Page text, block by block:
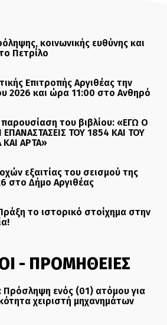
κοινωνικής ευθύνης και
Πετρίλο
Επιτροπής Αργιθέας την
2026 και ώρα 11:00 στο Ανθηρό
του βιβλίου: «ΕΓΩ Ο
ΕΠΑΝΑΣΤΑΣΕΙΣ ΤΟΥ 1854 ΚΑΙ ΤΟΥ
ΑΡΤΑ»
εξαιτίας του σεισμού της
στο Δήμο Αργιθέας
το ιστορικό στοίχημα στην
- ΠΡΟΜΗΘΕΙΕΣ
ενός (01) ατόμου για
χειριστή μηχανημάτων